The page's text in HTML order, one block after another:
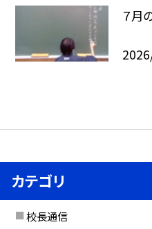
７月
カテゴリ
校長通信